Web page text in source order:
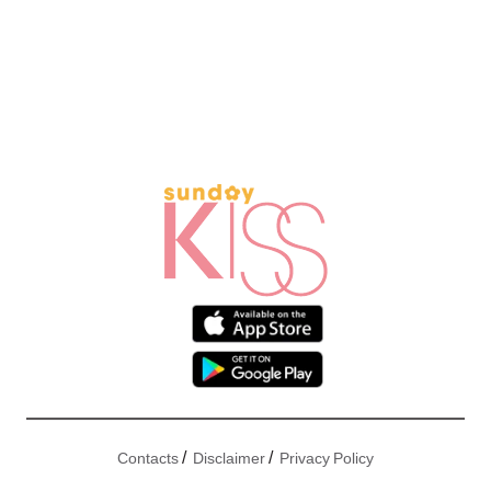
Contacts/ Disclaimer/ Privacy Policy